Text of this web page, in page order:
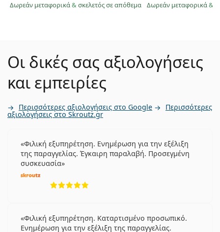
Δωρεάν μεταφορικά& σκελετός σε απόθεμα Δωρεάν μεταφορικά&
Οι δικές σας αξιολογήσεις
και εμπειρίες
Περισσότερες αξιολογήσεις στο Google Περισσότερες
αξιολογήσεις στο Skroutz.gr
Φιλική εξυπηρέτηση. Ενημέρωση για την εξέλιξη
της παραγγελίας. Έγκαιρη παραλαβή. Προσεγμένη
συσκευασία
Φιλική εξυπηρέτηση. Καταρτισμένο προσωπικό.
Ενημέρωση για την εξέλιξη της παραγγελίας.